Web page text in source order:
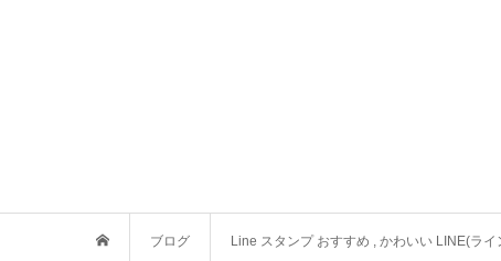
ブログ Line スタンプ おすすめ , かわいい LINE(ライ